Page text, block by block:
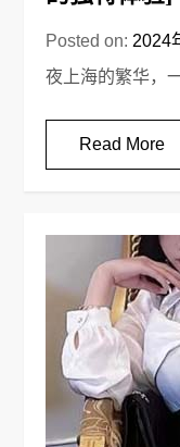
Posted on: 2024
夜上海的繁华，
Read More